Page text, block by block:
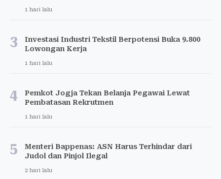
1 hari lalu
3
Investasi Industri Tekstil Berpotensi Buka 9.800
Lowongan Kerja
1 hari lalu
4
Pemkot Jogja Tekan Belanja Pegawai Lewat
Pembatasan Rekrutmen
1 hari lalu
5
Menteri Bappenas: ASN Harus Terhindar dari
Judol dan Pinjol Ilegal
2 hari lalu